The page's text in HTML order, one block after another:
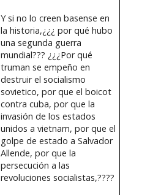
Y si no lo creen basense en
la historia,¿¿¿ por qué hubo
una segunda guerra
mundial??? ¿¿¿Por qué
truman se empeño en
destruir el socialismo
sovietico, por que el boicot
contra cuba, por que la
invasión de los estados
unidos a vietnam, por que el
golpe de estado a Salvador
Allende, por que la
persecución a las
revoluciones socialistas,????